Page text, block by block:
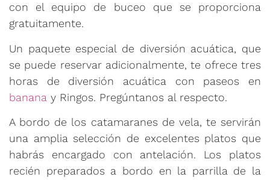
con el equipo de buceo que se proporciona
gratuitamente.
Un paquete especial de diversión acuática, que
se puede reservar adicionalmente, te ofrece tres
horas de diversión acuática con paseos en
banana y Ringos. Pregúntanos al respecto.
A bordo de los catamaranes de vela, te servirán
una amplia selección de excelentes platos que
habrás encargado con antelación. Los platos
recién preparados a bordo en la parrilla de la